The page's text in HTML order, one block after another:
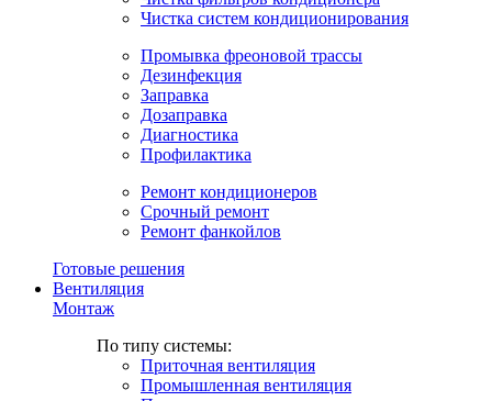
Чистка систем кондиционирования
Промывка фреоновой трассы
Дезинфекция
Заправка
Дозаправка
Диагностика
Профилактика
Ремонт кондиционеров
Срочный ремонт
Ремонт фанкойлов
Готовые решения
Вентиляция
Монтаж
По типу системы:
Приточная вентиляция
Промышленная вентиляция